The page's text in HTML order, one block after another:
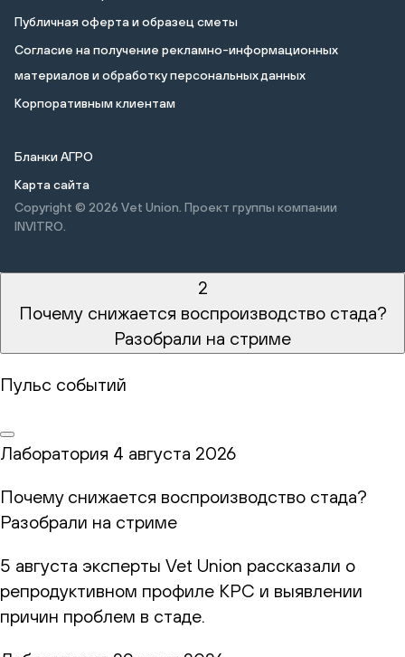
Публичная оферта и образец сметы
Cогласие на получение рекламно-информационных
материалов и обработку персональных данных
Корпоративным клиентам
Бланки АГРО
Карта сайта
Copyright © 2026 Vet Union. Проект группы компании
INVITRO.
2
Почему снижается воспроизводство стада?
Разобрали на стриме
Пульс событий
Лаборатория 4 августа 2026
Почему снижается воспроизводство стада?
Разобрали на стриме
5 августа эксперты Vet Union рассказали о
репродуктивном профиле КРС и выявлении
причин проблем в стаде.